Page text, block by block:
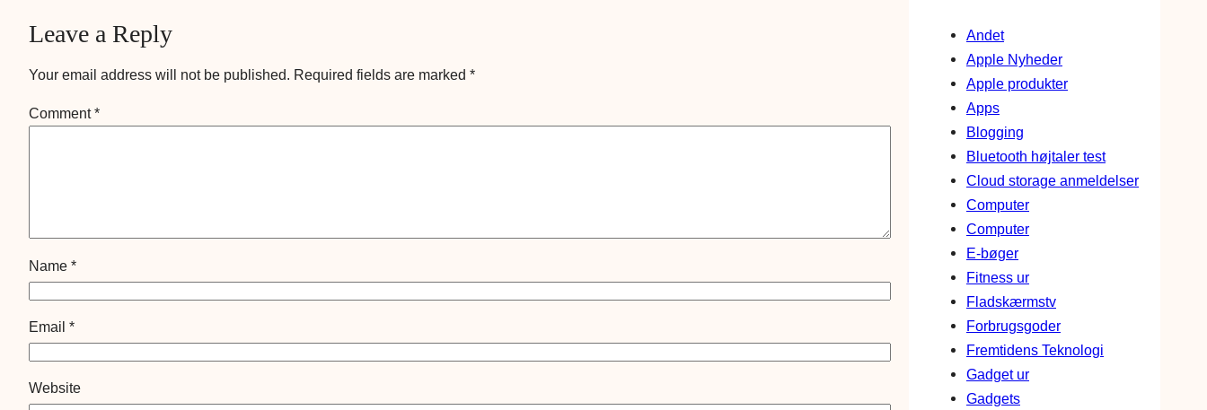
Leave a Reply
Your email address will not be published. Required fields are marked *
Comment*
Name *
Email *
Website
Andet
Apple Nyheder
Apple produkter
Apps
Blogging
Bluetooth højtaler test
Cloud storage anmeldelser
Computer
Computer
E-bøger
Fitness ur
Fladskærmstv
Forbrugsgoder
Fremtidens Teknologi
Gadget ur
Gadgets